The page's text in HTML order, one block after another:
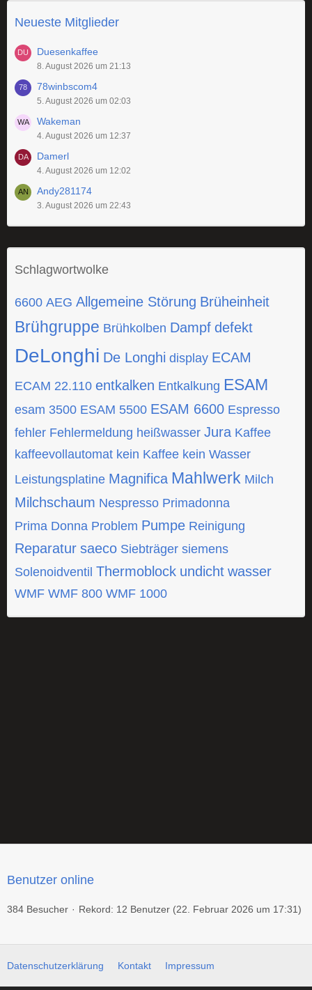
Neueste Mitglieder
Duesenkaffee
8. August 2026 um 21:13
78winbscom4
5. August 2026 um 02:03
Wakeman
4. August 2026 um 12:37
Damerl
4. August 2026 um 12:02
Andy281174
3. August 2026 um 22:43
Schlagwortwolke
6600 AEG Allgemeine Störung Brüheinheit
Brühgruppe Brühkolben Dampf defekt
DeLonghi De Longhi display ECAM
ECAM 22.110 entkalken Entkalkung ESAM
esam 3500 ESAM 5500 ESAM 6600 Espresso
fehler Fehlermeldung heißwasser Jura Kaffee
kaffeevollautomat kein Kaffee kein Wasser
Leistungsplatine Magnifica Mahlwerk Milch
Milchschaum Nespresso Primadonna
Prima Donna Problem Pumpe Reinigung
Reparatur saeco Siebträger siemens
Solenoidventil Thermoblock undicht wasser
WMF WMF 800 WMF 1000
Benutzer online
384 Besucher Rekord: 12 Benutzer (22. Februar 2026 um 17:31)
Datenschutzerklärung Kontakt Impressum